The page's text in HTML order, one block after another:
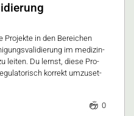
Pro­jek­te in den Be­rei­chen
im me­di­zin­
lei­ten. Du lernst, die­se Pro­
kor­rekt um­zu­set­
0